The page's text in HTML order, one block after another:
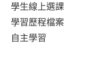
學生線上選課
學習歷程檔案
自主學習